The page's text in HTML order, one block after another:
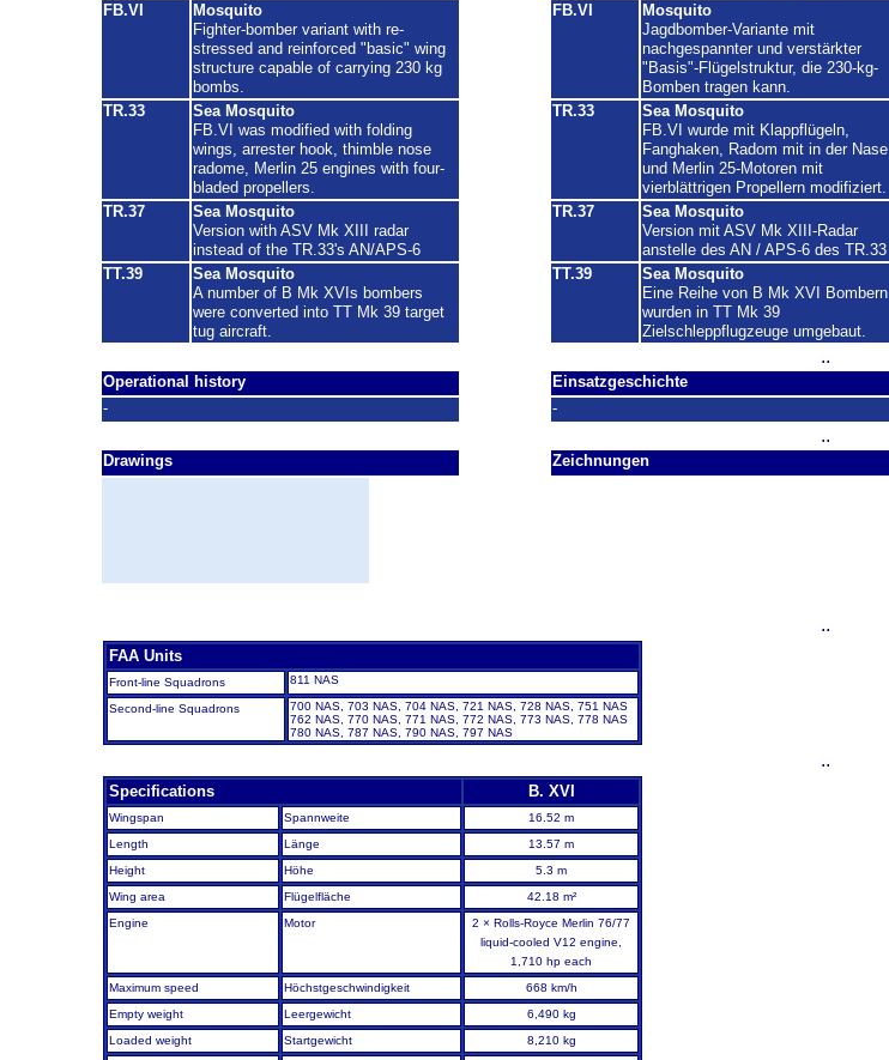
FB.VI
Mosquito
Fighter-bomber variant with re-
stressed and reinforced "basic" wing
structure capable of carrying 230 kg
bombs.
FB.VI
Mosquito
Jagdbomber-Variante mit
nachgespannter und verstärkter
"Basis"-Flügelstruktur, die 230-kg-
Bomben tragen kann.
TR.33
Sea Mosquito
FB.VI was modified with folding
wings, arrester hook, thimble nose
radome, Merlin 25 engines with four-
bladed propellers.
TR.33
Sea Mosquito
FB.VI wurde mit Klappflügeln,
Fanghaken, Radom mit in der Nase
und Merlin 25-Motoren mit
vierblättrigen Propellern modifiziert.
TR.37
Sea Mosquito
Version with ASV Mk XIII radar
instead of the TR.33's AN/APS-6
TR.37
Sea Mosquito
Version mit ASV Mk XIII-Radar
anstelle des AN / APS-6 des TR.33
TT.39
Sea Mosquito
A number of B Mk XVIs bombers
were converted into TT Mk 39 target
tug aircraft.
TT.39
Sea Mosquito
Eine Reihe von B Mk XVI Bombern
wurden in TT Mk 39
Zielschleppflugzeuge umgebaut.
..
Operational history
Einsatzgeschichte
-
-
..
Drawings Zeichnungen
..
FAA Units
Front-line Squadrons 811 NAS
Second-line Squadrons
700 NAS, 703 NAS, 704 NAS, 721 NAS, 728 NAS, 751 NAS
762 NAS, 770 NAS, 771 NAS, 772 NAS, 773 NAS, 778 NAS
780 NAS, 787 NAS, 790 NAS, 797 NAS
..
Specifications B. XVI
Wingspan Spannweite
16.52 m
Length
Länge
13.57 m
Height
Höhe
5.3 m
Wing area
Flügelfläche
42.18 m²
Engine
Motor
2 × Rolls-Royce Merlin 76/77
liquid-cooled V12 engine,
1,710 hp each
Maximum speed
Höchstgeschwindigkeit
668 km/h
Empty weight
Leergewicht
6,490 kg
Loaded weight
Startgewicht 8,210 kg